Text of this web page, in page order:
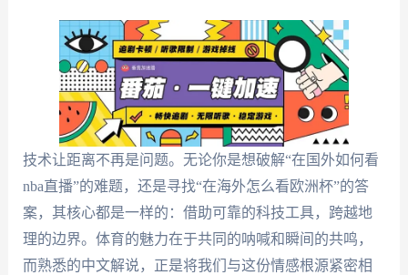
技术让距离不再是问题。无论你是想破解“在国外如何看
nba直播”的难题，还是寻找“在海外怎么看欧洲杯”的答
案，其核心都是一样的：借助可靠的科技工具，跨越地
理的边界。体育的魅力在于共同的呐喊和瞬间的共鸣，
而熟悉的中文解说，正是将我们与这份情感根源紧密相